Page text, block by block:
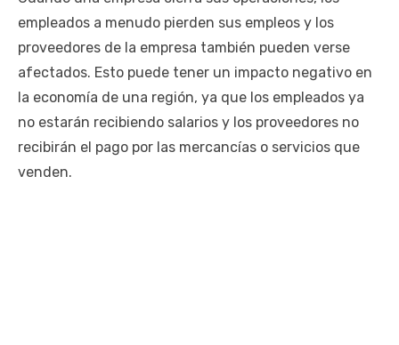
empleados a menudo pierden sus empleos y los
proveedores de la empresa también pueden verse
afectados. Esto puede tener un impacto negativo en
la economía de una región, ya que los empleados ya
no estarán recibiendo salarios y los proveedores no
recibirán el pago por las mercancías o servicios que
venden.